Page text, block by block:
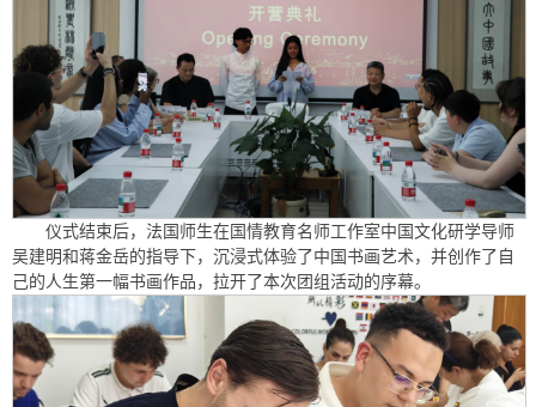
仪式结束后，法国师生在国情教育名师工作室中国文化研学导师
吴建明和蒋金岳的指导下，沉浸式体验了中国书画艺术，并创作了自
己的人生第一幅书画作品，拉开了本次团组活动的序幕。